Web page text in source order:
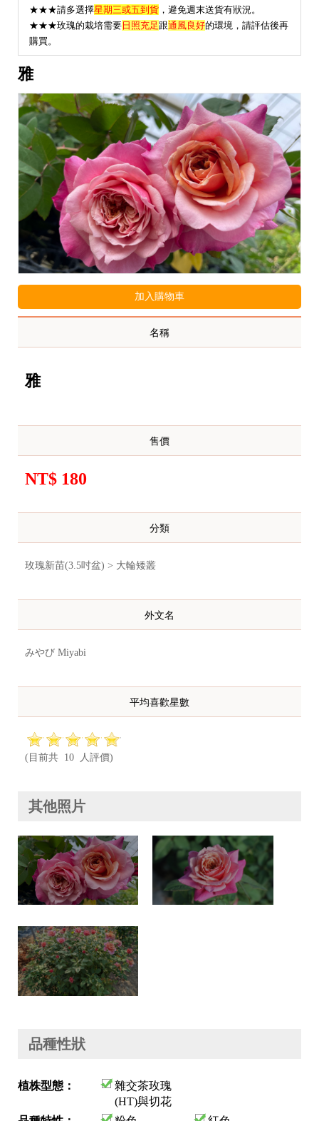
★★★請多選擇星期三或五到貨 ，避免週末送貨有狀況。
★★★玫瑰的栽培需要日照充足 跟通風良好的環境，請評估後再
購買。
雅
加入購物車
名稱
雅
售價
NT$ 180
分類
玫瑰新苗(3.5吋盆) > 大輪矮叢
外文名
みやび Miyabi
平均喜歡星數
(目前共 10 人評價)
其他照片
品種性狀
植株型態：
雜交茶玫瑰
(HT)與切花